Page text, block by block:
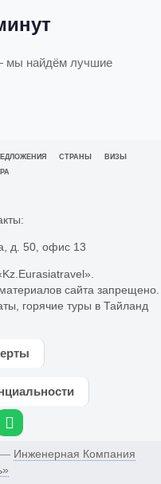
мы найдём лучшие
СТРАНЫ
ВИЗЫ
д. 50, офис 13
сайта запрещено.
горячие туры в Тайланд
— Инженерная Компания